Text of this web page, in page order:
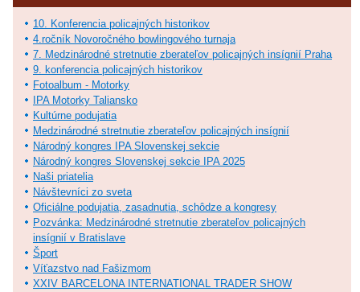
10. Konferencia policajných historikov
4.ročník Novoročného bowlingového turnaja
7. Medzinárodné stretnutie zberateľov policajných insígnií Praha
9. konferencia policajných historikov
Fotoalbum - Motorky
IPA Motorky Taliansko
Kultúrne podujatia
Medzinárodné stretnutie zberateľov policajných insígnií
Národný kongres IPA Slovenskej sekcie
Národný kongres Slovenskej sekcie IPA 2025
Naši priatelia
Návštevníci zo sveta
Oficiálne podujatia, zasadnutia, schôdze a kongresy
Pozvánka: Medzinárodné stretnutie zberateľov policajných
insígnií v Bratislave
Šport
Víťazstvo nad Fašizmom
XXIV BARCELONA INTERNATIONAL TRADER SHOW